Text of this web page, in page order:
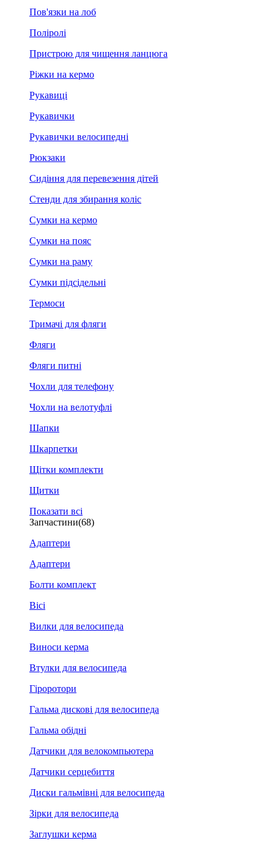
Пов'язки на лоб
Поліролі
Пристрою для чищення ланцюга
Ріжки на кермо
Рукавиці
Рукавички
Рукавички велосипедні
Рюкзаки
Сидіння для перевезення дітей
Стенди для збирання коліс
Сумки на кермо
Сумки на пояс
Сумки на раму
Сумки підсідельні
Термоси
Тримачі для фляги
Фляги
Фляги питні
Чохли для телефону
Чохли на велотуфлі
Шапки
Шкарпетки
Щітки комплекти
Щитки
Показати всі
Запчастини(68)
Адаптери
Адаптери
Болти комплект
Вісі
Вилки для велосипеда
Виноси керма
Втулки для велосипеда
Гіроротори
Гальма дискові для велосипеда
Гальма обідні
Датчики для велокомпьютера
Датчики серцебиття
Диски гальмівні для велосипеда
Зірки для велосипеда
Заглушки керма